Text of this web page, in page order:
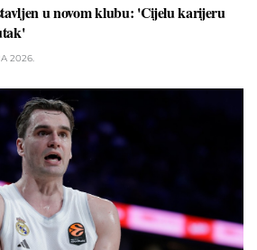
u novom klubu: 'Cijelu karijeru
2026.